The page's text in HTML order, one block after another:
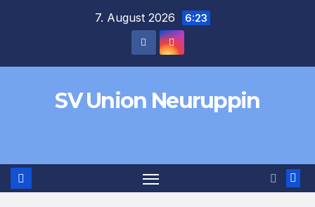
7. August 2026 6:23
SV Union Neuruppin